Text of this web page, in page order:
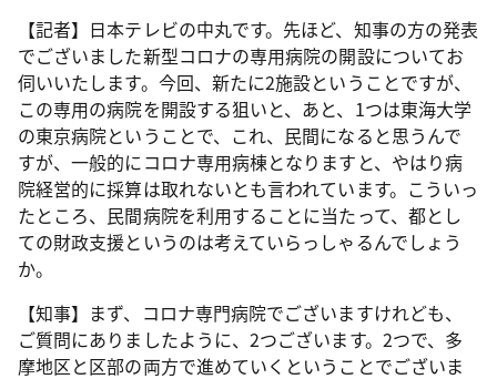
【記者】日本テレビの中丸です。先ほど、知事の方の発表
でございました新型コロナの専用病院の開設についてお
伺いいたします。今回、新たに2施設ということですが、
この専用の病院を開設する狙いと、あと、1つは東海大学
の東京病院ということで、これ、民間になると思うんで
すが、一般的にコロナ専用病棟となりますと、やはり病
院経営的に採算は取れないとも言われています。こういっ
たところ、民間病院を利用することに当たって、都とし
ての財政支援というのは考えていらっしゃるんでしょう
か。
【知事】まず、コロナ専門病院でございますけれども、
ご質問にありましたように、2つございます。2つで、多
摩地区と区部の両方で進めていくということでございま